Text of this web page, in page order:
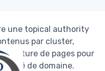
une topical authority
par cluster,
de pages pour
de domaine.